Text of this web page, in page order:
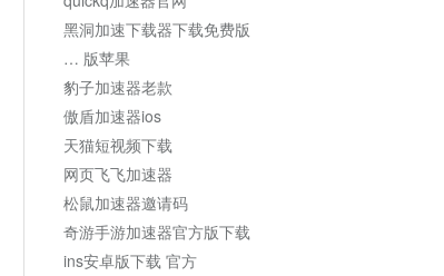
黑洞加速下载器下载免费版
… 版苹果
豹子加速器老款
傲盾加速器ios
天猫短视频下载
网页飞飞加速器
松鼠加速器邀请码
奇游手游加速器官方版下载
ins安卓版下载 官方